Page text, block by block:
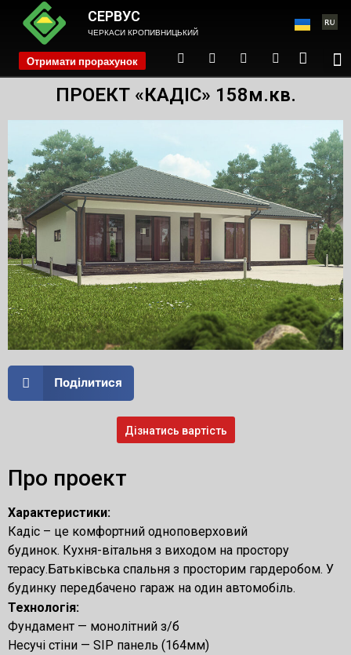
СЕРВУС
ЧЕРКАСИ КРОПИВНИЦЬКИЙ
Отримати прорахунок phone
ПРОЕКТ «КАДІС» 158м.кв.
Поділитися
Дізнатись вартість
Про проект
Характеристики:
Кадіс – це комфортний одноповерховий
будинок. Кухня-вітальня з виходом на простору
терасу.Батьківська спальня з просторим гардеробом. У
будинку передбачено гараж на один автомобіль.
Технологія:
Фундамент — монолітний з/б
Несучі стіни — SIP панель (164мм)